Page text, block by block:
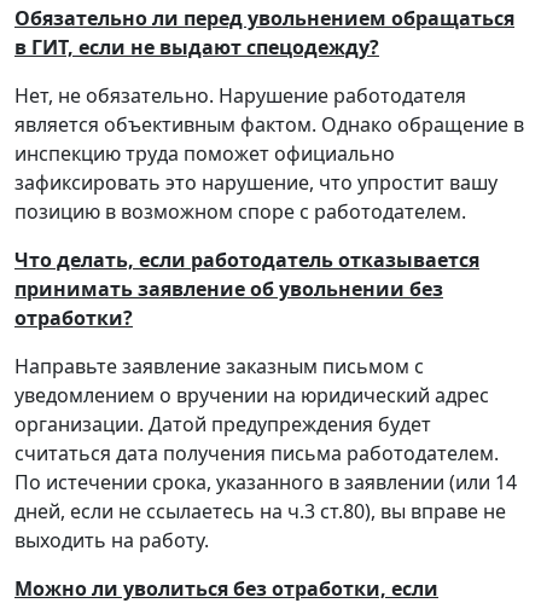
Обязательно ли перед увольнением обращаться
в ГИТ, если не выдают спецодежду?
Нет, не обязательно. Нарушение работодателя
является объективным фактом. Однако обращение в
инспекцию труда поможет официально
зафиксировать это нарушение, что упростит вашу
позицию в возможном споре с работодателем.
Что делать, если работодатель отказывается
принимать заявление об увольнении без
отработки?
Направьте заявление заказным письмом с
уведомлением о вручении на юридический адрес
организации. Датой предупреждения будет
считаться дата получения письма работодателем.
По истечении срока, указанного в заявлении (или 14
дней, если не ссылаетесь на ч.3 ст.80), вы вправе не
выходить на работу.
Можно ли уволиться без отработки, если